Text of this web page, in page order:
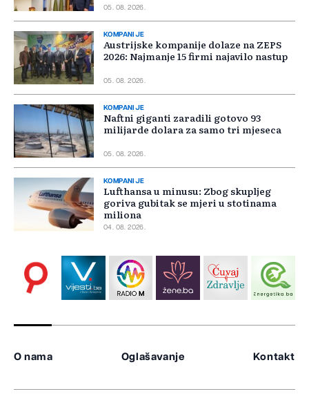
05. 08. 2026.
KOMPANIJE
Austrijske kompanije dolaze na ZEPS
2026: Najmanje 15 firmi najavilo nastup
05. 08. 2026.
KOMPANIJE
Naftni giganti zaradili gotovo 93
milijarde dolara za samo tri mjeseca
05. 08. 2026.
KOMPANIJE
Lufthansa u minusu: Zbog skupljeg
goriva gubitak se mjeri u stotinama
miliona
04. 08. 2026.
O nama Oglašavanje Kontakt